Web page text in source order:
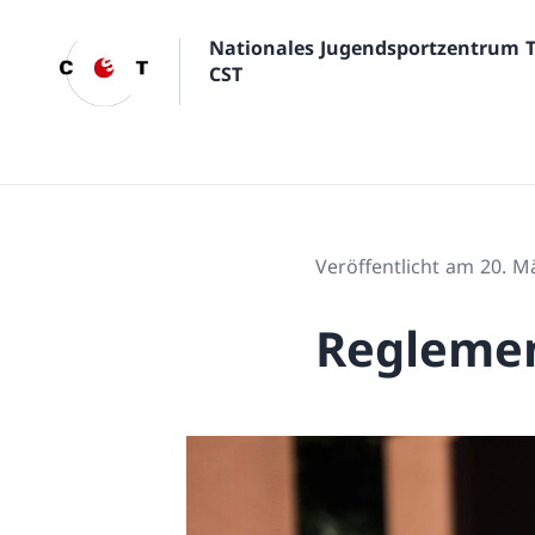
Nationales Jugendsportzentrum
CST
Veröffentlicht am 20.